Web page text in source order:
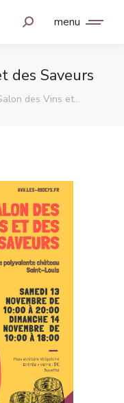
menu
des Saveurs
des Vins et…